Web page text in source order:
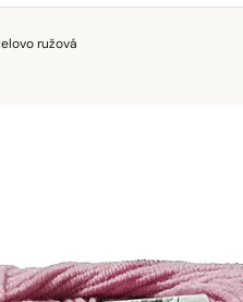
ružová